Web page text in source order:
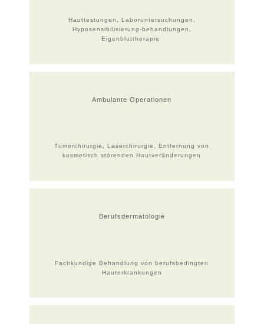
Hauttestungen, Laboruntersuchungen,
Hyposensibilisierung-behandlungen,
Eigenbluttherapie
Ambulante Operationen
Tumorchirurgie, Laserchirurgie, Entfernung von
kosmetisch störenden Hautveränderungen
Berufsdermatologie
Fachkundige Behandlung von berufsbedingten
Hauterkrankungen